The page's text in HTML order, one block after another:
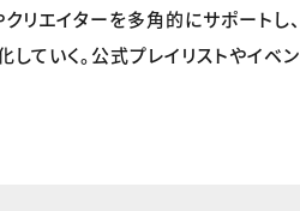
リエイターを多角的にサポートし
ていく。公式プレイリストやイベ